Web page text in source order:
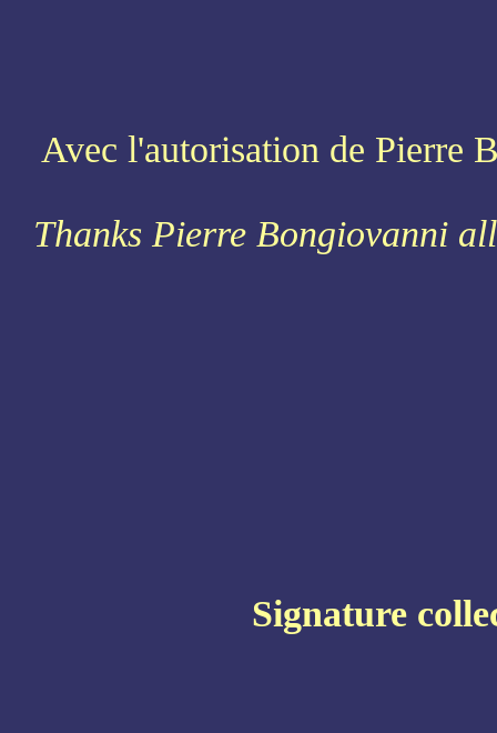
Avec l'autorisation de Pierre
Thanks Pierre Bongiovanni
Signature